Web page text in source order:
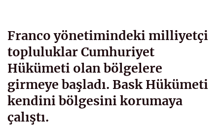
Franco yönetimindeki milliyetçi
topluluklar Cumhuriyet
Hükümeti olan bölgelere
girmeye başladı. Bask Hükümeti
kendini bölgesini korumaya
çalıştı.